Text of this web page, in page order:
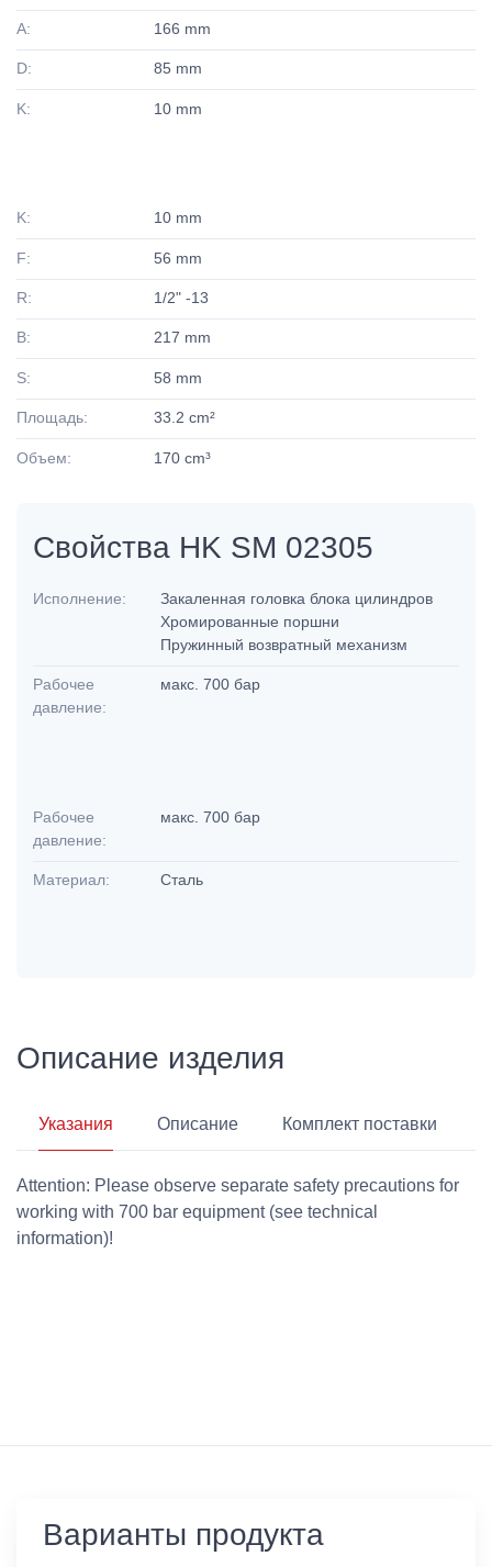
A: 166 mm
D: 85 mm
K: 10 mm
K: 10 mm
F: 56 mm
R: 1/2" -13
B: 217 mm
S: 58 mm
Площадь: 33.2 cm²
Объем: 170 cm³
Свойства HK SM 02305
Исполнение:
Закаленная головка блока цилиндров
Хромированные поршни
Пружинный возвратный механизм
Рабочее
давление:
макс. 700 бар
Рабочее
давление:
макс. 700 бар
Материал: Сталь
Описание изделия
Указания Описание Комплект поставки
Attention: Please observe separate safety precautions for
working with 700 bar equipment (see technical
information)!
Варианты продукта